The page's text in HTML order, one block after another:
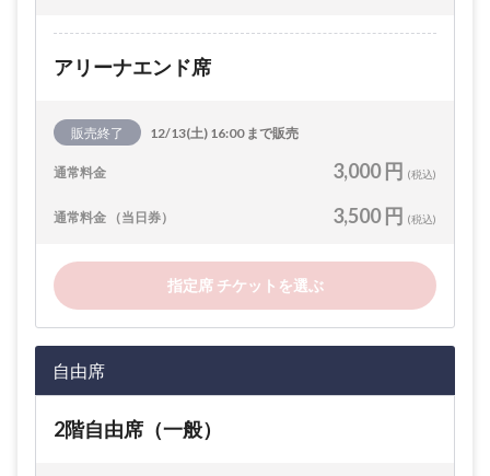
アリーナエンド席
販売終了 12/13(土) 16:00 まで販売
通常料金 3,000 円 (税込)
通常料金 （当日券） 3,500 円 (税込)
指定席 チケットを選ぶ
自由席
2階自由席（一般）